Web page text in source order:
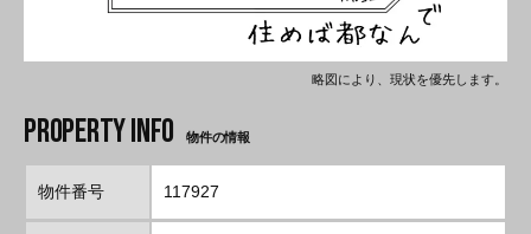
略図により、現状を優先します。
物件の情報
物件番号 117927